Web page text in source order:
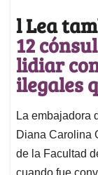
l Lea
12
lidiar
ilegales
La embajadora
Diana Carolina
de la Facultad